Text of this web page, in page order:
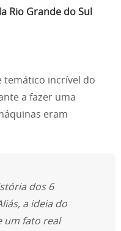
Rio Grande do Sul
temático incrível do
a fazer uma
eram
dos 6
a ideia do
um fato real